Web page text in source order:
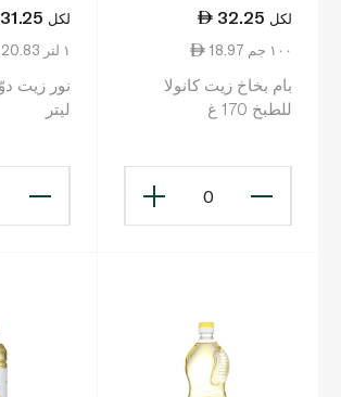
32.25 لكل
18.97 ١٠٠ جم
بام بخاخ زيت كانولا
للطبخ 170 غ
0
31.25 لكل
20.83 ١ لتر
ليتر